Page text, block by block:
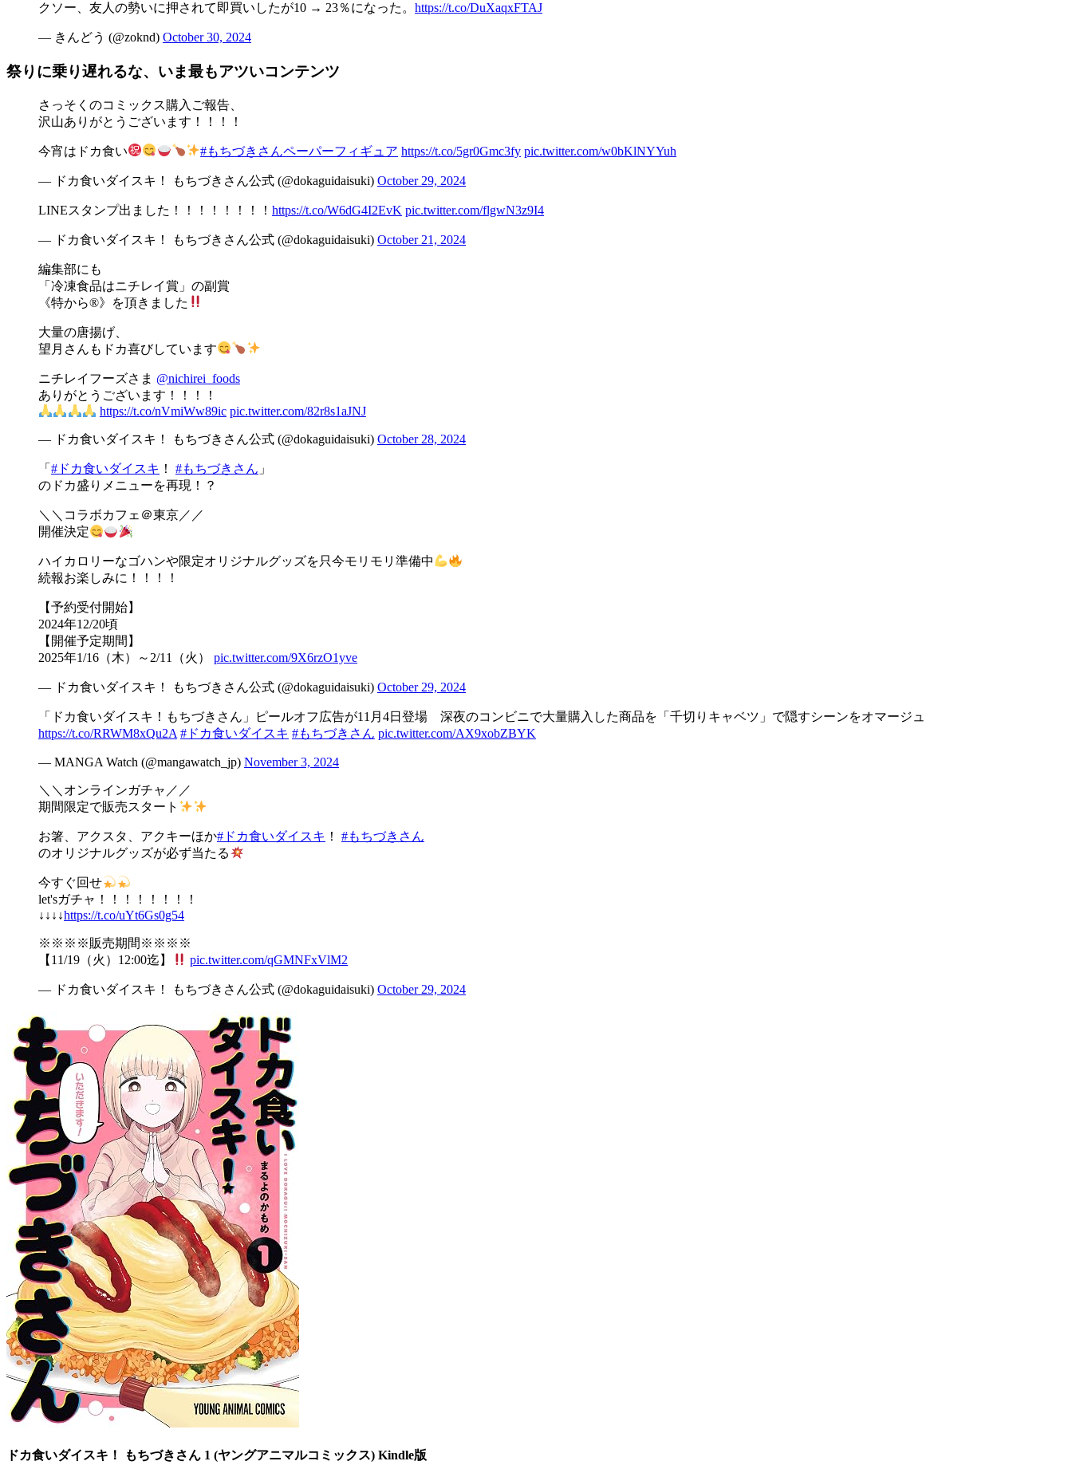
クソー、友人の勢いに押されて即買いしたが10 → 23％になった。 https://t.co/DuXaqxFTAJ
— きんどう (@zoknd) October 30, 2024
祭りに乗り遅れるな、いま最もアツいコンテンツ
さっそくのコミックス購入ご報告、
沢山ありがとうございます！！！！
今宵はドカ食い #もちづきさんペーパーフィギュア https://t.co/5gr0Gmc3fy pic.twitter.com/w0bKlNYYuh
— ドカ食いダイスキ！ もちづきさん公式 (@dokaguidaisuki) October 29, 2024
LINEスタンプ出ました！！！！！！！！ https://t.co/W6dG4I2EvK pic.twitter.com/flgwN3z9I4
— ドカ食いダイスキ！ もちづきさん公式 (@dokaguidaisuki) October 21, 2024
編集部にも
「冷凍食品はニチレイ賞」の副賞
《特から®︎》を頂きました
大量の唐揚げ、
望月さんもドカ喜びしています
ニチレイフーズさま @nichirei_foods
ありがとうございます！！！！
https://t.co/nVmiWw89ic pic.twitter.com/82r8s1aJNJ
— ドカ食いダイスキ！ もちづきさん公式 (@dokaguidaisuki) October 28, 2024
「 #ドカ食いダイスキ ！ #もちづきさん 」
のドカ盛りメニューを再現！？
＼＼コラボカフェ＠東京／／
開催決定
ハイカロリーなゴハンや限定オリジナルグッズを只今モリモリ準備中
続報お楽しみに！！！！
【予約受付開始】
2024年12/20頃
【開催予定期間】
2025年1/16（木）～2/11（火） pic.twitter.com/9X6rzO1yve
— ドカ食いダイスキ！ もちづきさん公式 (@dokaguidaisuki) October 29, 2024
「ドカ食いダイスキ！もちづきさん」ピールオフ広告が11月4日登場 深夜のコンビニで大量購入した商品を「千切りキャベツ」で隠すシーンをオマージュ
https://t.co/RRWM8xQu2A #ドカ食いダイスキ #もちづきさん pic.twitter.com/AX9xobZBYK
— MANGA Watch (@mangawatch_jp) November 3, 2024
＼＼オンラインガチャ／／
期間限定で販売スタート
お箸、アクスタ、アクキーほか#ドカ食いダイスキ ！ #もちづきさん
のオリジナルグッズが必ず当たる
今すぐ回せ
let'sガチャ！！！！！！！！
↓↓↓↓https://t.co/uYt6Gs0g54
※※※※販売期間※※※※
【11/19（火）12:00迄】
pic.twitter.com/qGMNFxVlM2
— ドカ食いダイスキ！ もちづきさん公式 (@dokaguidaisuki) October 29, 2024
ドカ食いダイスキ！ もちづきさん 1 (ヤングアニマルコミックス) Kindle版